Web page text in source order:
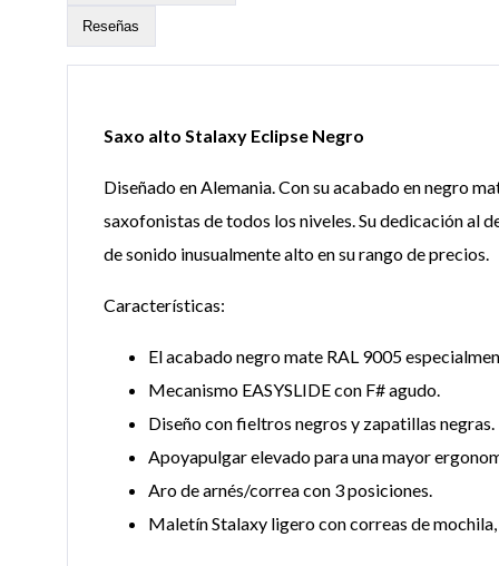
Reseñas
Saxo alto Stalaxy Eclipse Negro
Diseñado en Alemania. Con su acabado en negro
saxofonistas de todos los niveles. Su dedicación al
de sonido inusualmente alto en su rango de precios.
Características:
El acabado negro mate RAL 9005
Mecanismo EASYSLIDE con F# agudo.
Diseño con fieltros negros y zapatillas negras.
Apoyapulgar elevado para una mayor
Aro de arnés/correa con 3 posiciones.
Maletín Stalaxy ligero con correas de